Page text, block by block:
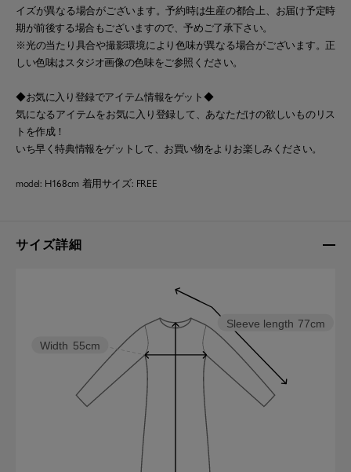
イズが異なる場合がございます。予約時は生産の都合上、お届け予定時
期が前後する場合もございますので、予めご了承下さい。
※光の当たり具合や撮影環境により色味が異なる場合がございます。正
しい色味はスタジオ画像の色味をご参照ください。
◆お気に入り登録でアイテム情報をゲット◆
気になるアイテムをお気に入り登録して、あなただけの欲しいものリス
トを作成！
いち早く特典情報をゲットして、お買い物をよりお楽しみください。
model: H168cm 着用サイズ: FREE
サイズ詳細
Sleeve length 77cm
Width 55cm